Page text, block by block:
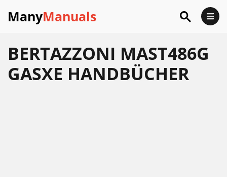
ManyManuals
BERTAZZONI MAST486G
GASXE HANDBÜCHER